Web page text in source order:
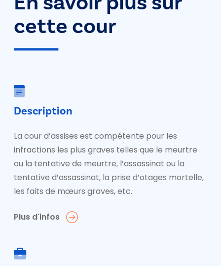
cette cour
Description
La cour d’assises est compétente pour les
infractions les plus graves telles que le meurtre
ou la tentative de meurtre, l’assassinat ou la
tentative d’assassinat, la prise d’otages mortelle,
les faits de mœurs graves, etc.
Plus d'infos